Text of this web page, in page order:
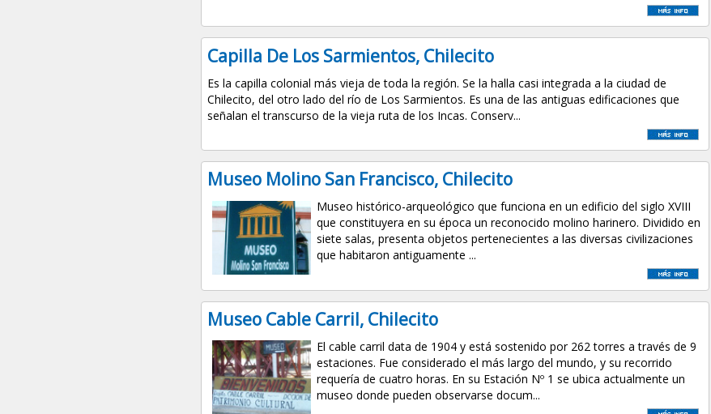
Capilla De Los Sarmientos, Chilecito
Es la capilla colonial más vieja de toda la región. Se la halla casi integrada a la ciudad de
Chilecito, del otro lado del río de Los Sarmientos. Es una de las antiguas edificaciones que
señalan el transcurso de la vieja ruta de los Incas. Conserv...
Museo Molino San Francisco, Chilecito
Museo histórico-arqueológico que funciona en un edificio del siglo XVIII
que constituyera en su época un reconocido molino harinero. Dividido en
siete salas, presenta objetos pertenecientes a las diversas civilizaciones
que habitaron antiguamente ...
Museo Cable Carril, Chilecito
El cable carril data de 1904 y está sostenido por 262 torres a través de 9
estaciones. Fue considerado el más largo del mundo, y su recorrido
requería de cuatro horas. En su Estación Nº 1 se ubica actualmente un
museo donde pueden observarse docum...